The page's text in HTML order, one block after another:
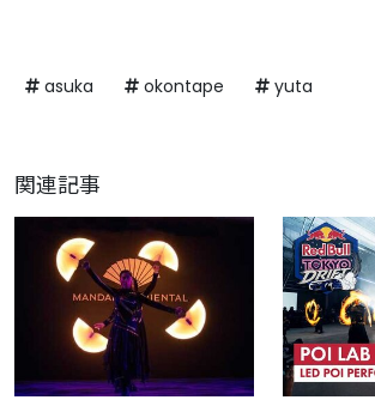
asuka okontape yuta
関連記事